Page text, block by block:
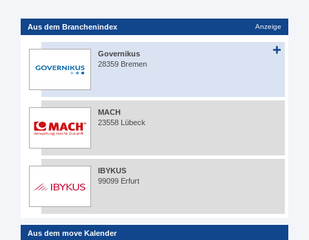
Aus dem Branchenindex Anzeige
Governikus
28359 Bremen
MACH
23558 Lübeck
IBYKUS
99099 Erfurt
Aus dem move Kalender